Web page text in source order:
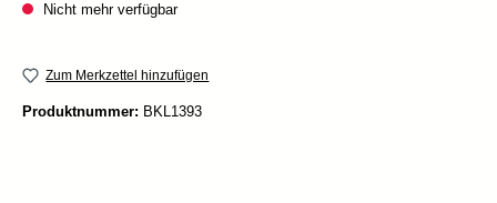
Nicht mehr verfügbar
Zum Merkzettel hinzufügen
Produktnummer: BKL1393